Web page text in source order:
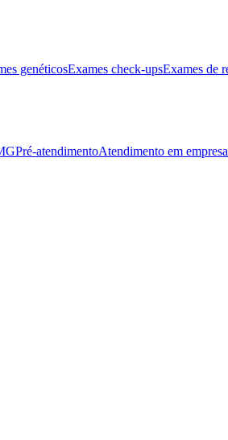
genéticosExames check-upsExames de
Pré-atendimentoAtendimento em